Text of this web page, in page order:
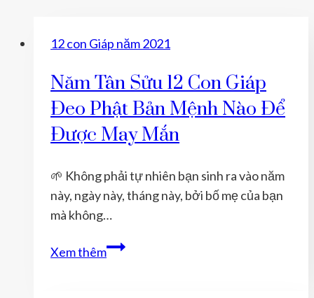
12 con Giáp năm 2021
Năm Tân Sửu 12 Con Giáp
Đeo Phật Bản Mệnh Nào Để
Được May Mắn
🌱 Không phải tự nhiên bạn sinh ra vào năm
này, ngày này, tháng này, bởi bố mẹ của bạn
mà không…
Xem thêmNăm